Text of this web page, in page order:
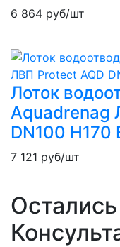
6 864 руб/шт
Лоток
Aquadrenag
DN100 H170
7 121 руб/шт